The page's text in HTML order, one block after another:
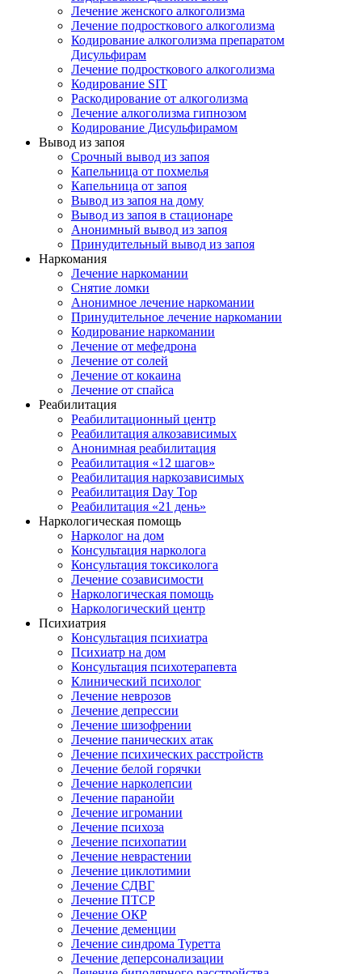
Лечение женского алкоголизма
Лечение подросткового алкоголизма
Кодирование алкоголизма препаратом
Дисульфирам
Лечение подросткового алкоголизма
Кодирование SIT
Раскодирование от алкоголизма
Лечение алкоголизма гипнозом
Кодирование Дисульфирамом
Вывод из запоя
Срочный вывод из запоя
Капельница от похмелья
Капельница от запоя
Вывод из запоя на дому
Вывод из запоя в стационаре
Анонимный вывод из запоя
Принудительный вывод из запоя
Наркомания
Лечение наркомании
Снятие ломки
Анонимное лечение наркомании
Принудительное лечение наркомании
Кодирование наркомании
Лечение от мефедрона
Лечение от солей
Лечение от кокаина
Лечение от спайса
Реабилитация
Реабилитационный центр
Реабилитация алкозависимых
Анонимная реабилитация
Реабилитация «12 шагов»
Реабилитация наркозависимых
Реабилитация Day Top
Реабилитация «21 день»
Наркологическая помощь
Нарколог на дом
Консультация нарколога
Консультация токсиколога
Лечение созависимости
Наркологическая помощь
Наркологический центр
Психиатрия
Консультация психиатра
Психиатр на дом
Консультация психотерапевта
Клинический психолог
Лечение неврозов
Лечение депрессии
Лечение шизофрении
Лечение панических атак
Лечение психических расстройств
Лечение белой горячки
Лечение нарколепсии
Лечение паранойи
Лечение игромании
Лечение психоза
Лечение психопатии
Лечение неврастении
Лечение циклотимии
Лечение СДВГ
Лечение ПТСР
Лечение ОКР
Лечение деменции
Лечение синдрома Туретта
Лечение деперсонализации